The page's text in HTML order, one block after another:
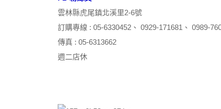
雲林縣虎尾鎮北溪里2-6號
訂購專線 : 05-6330452、 0929-171681、 0989-
傳真 : 05-6313662
週二店休